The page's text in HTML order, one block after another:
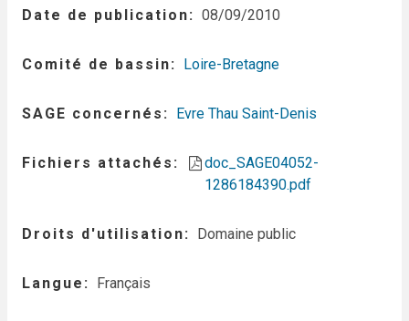
Date de publication 08/09/2010
Comité de bassin Loire-Bretagne
SAGE concernés Evre Thau Saint-Denis
Fichiers attachés
doc_SAGE04052-
1286184390.pdf
Droits d'utilisation Domaine public
Langue Français